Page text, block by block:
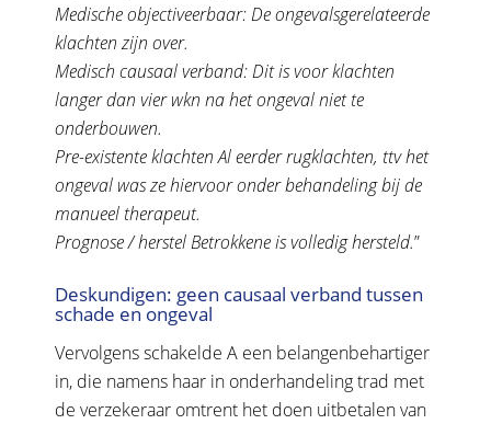
Medische objectiveerbaar: De ongevalsgerelateerde
klachten zijn over.
Medisch causaal verband: Dit is voor klachten
langer dan vier wkn na hetongeval niet te
onderbouwen.
Pre-existente klachten Al eerder rugklachten, ttv het
ongeval was zehiervoor onder behandeling bij de
manueel therapeut.
Prognose / herstel Betrokkene is volledig hersteld.”
Deskundigen: geen causaal verband tussen
schade en ongeval
Vervolgens schakelde A een belangenbehartiger
in, die namens haar in onderhandeling trad met
de verzekeraar omtrent het doen uitbetalen van